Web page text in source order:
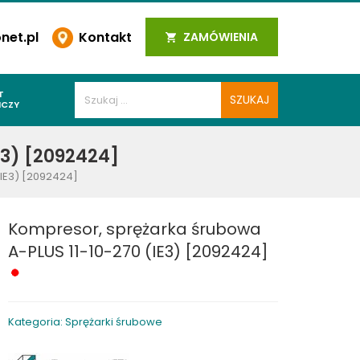
ZAMÓWIENIA
Kontakt
SPAWALNICZE
[2092424]
[2092424]
Kompresor, sprężarka śrubowa
A-PLUS 11-10-270 (IE3) [2092424]
Kategoria: Sprężarki śrubowe